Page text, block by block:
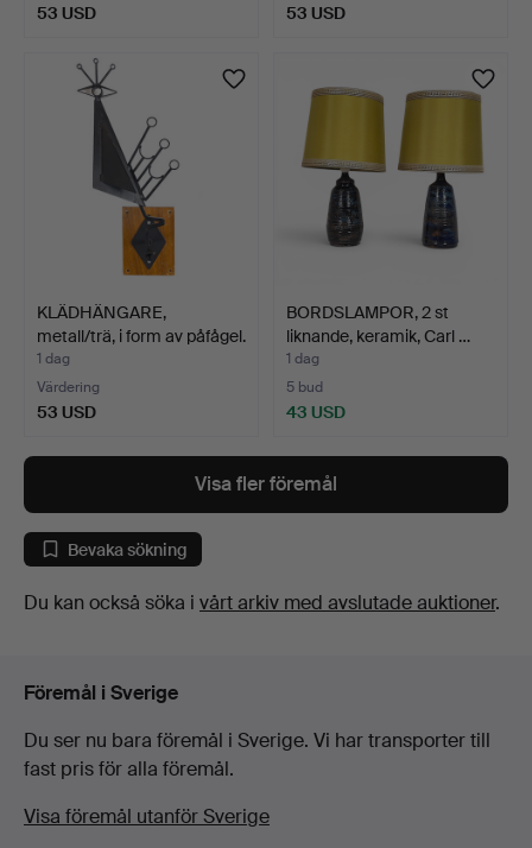
53 USD 53 USD
KLÄDHÄNGARE,
metall/trä, i form av påfågel.
1 dag
Värdering
53 USD
BORDSLAMPOR, 2 st
liknande, keramik, Carl …
1 dag
5 bud
43 USD
Visa fler föremål
Bevaka sökning
Du kan också söka i vårt arkiv med avslutade auktioner.
Föremål i Sverige
Du ser nu bara föremål i Sverige. Vi har transporter till
fast pris för alla föremål.
Visa föremål utanför Sverige